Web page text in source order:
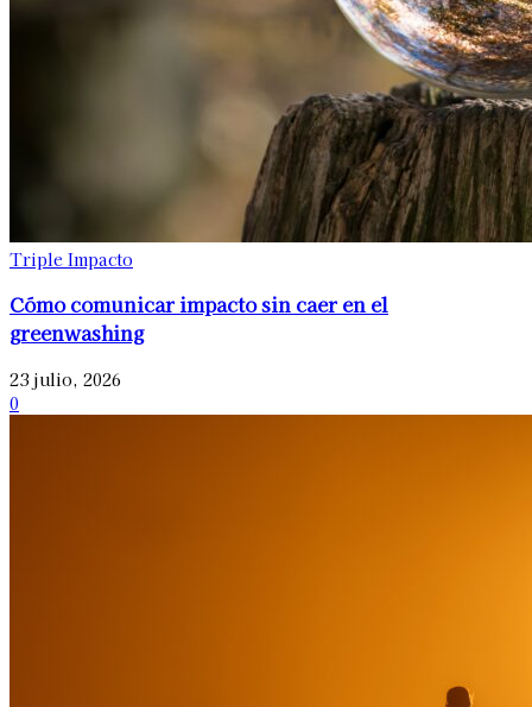
Triple Impacto
Cómo comunicar impacto sin caer en el
greenwashing
23 julio, 2026
0